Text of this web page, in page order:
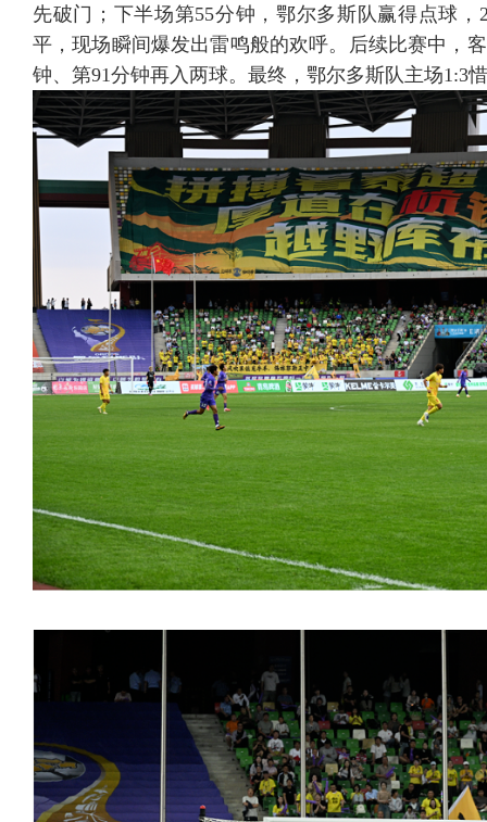
先破门；下半场第55分钟，鄂尔多斯队赢得点球
平，现场瞬间爆发出雷鸣般的欢呼。后续比赛中，
钟、第91分钟再入两球。最终，鄂尔多斯队主场1:3